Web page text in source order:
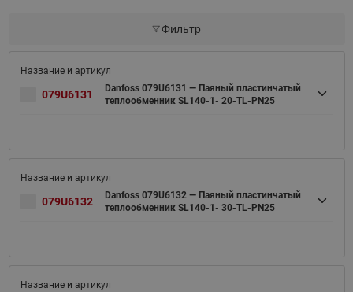
Фильтр
079U6131
Danfoss 079U6131 — Паяный пластинчатый
теплообменник SL140-1- 20-TL-PN25
079U6132
Danfoss 079U6132 — Паяный пластинчатый
теплообменник SL140-1- 30-TL-PN25